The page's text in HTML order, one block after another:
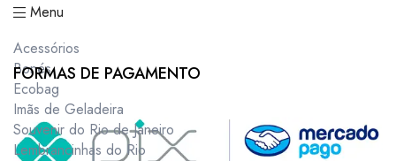
Menu
Acessórios
Bonés
Ecobag
Imãs de Geladeira
Souvenir do Rio de Janeiro
Lembrancinhas do Rio
FORMAS DE PAGAMENTO